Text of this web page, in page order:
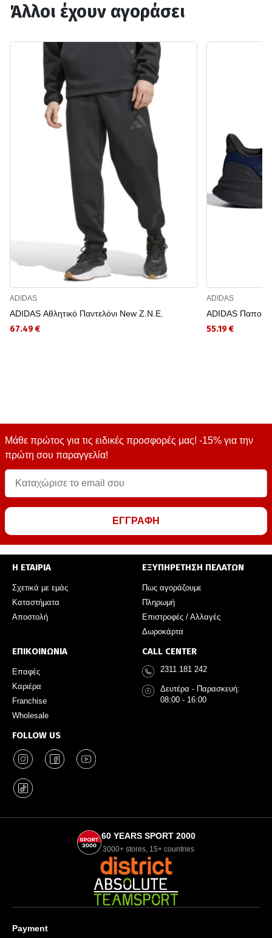
Άλλοι έχουν αγοράσει
ADIDAS
ADIDAS Αθλητικό Παντελόνι New Z.N.E.
67.49 €
ADIDAS
ADIDAS
55.19 €
Μάθε πρώτος για τις ειδικές προσφορές μας! -15% για την
πρώτη σου παραγγελία!
ΕΓΓΡΑΦΗ
Η ΕΤΑΙΡΙΑ
Σχετικά με εμάς
Καταστήματα
Αποστολή
ΕΞΥΠΗΡΕΤΗΣΗ ΠΕΛΑΤΩΝ
Πως αγοράζουμε
Πληρωμή
Επιστροφές / Αλλαγές
Δωροκάρτα
ΕΠΙΚΟΙΝΩΝΙΑ
Επαφές
Καριέρα
Franchise
Wholesale
FOLLOW US
CALL CENTER
2311 181 242
Δευτέρα - Παρασκευή:
08:00 - 16:00
60 YEARS SPORT 2000
3000+ stores, 15+ countries
Payment